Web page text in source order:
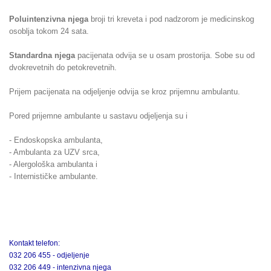
Poluintenzivna njegabroji tri kreveta i pod nadzorom je medicinskog
osoblja tokom 24 sata.
Standardna njegapacijenata odvija se u osam prostorija. Sobe su od
dvokrevetnih do petokrevetnih.
Prijem pacijenata na odjeljenje odvija se kroz prijemnu ambulantu.
Pored prijemne ambulante u sastavu odjeljenja su i
- Endoskopska ambulanta,
- Ambulanta za UZV srca,
- Alergološka ambulanta i
- Internističke ambulante.
Kontakt telefon:
032 206 455 - odjeljenje
032 206 449 - intenzivna njega